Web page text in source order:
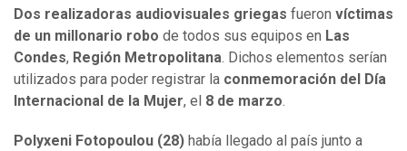
Dos realizadoras audiovisuales griegas fueron víctimas
de un millonario robo de todos sus equipos en Las
Condes, Región Metropolitana. Dichos elementos serían
utilizados para poder registrar la conmemoración del Día
Internacional de la Mujer, el 8 de marzo.
Polyxeni Fotopoulou (28) había llegado al país junto a